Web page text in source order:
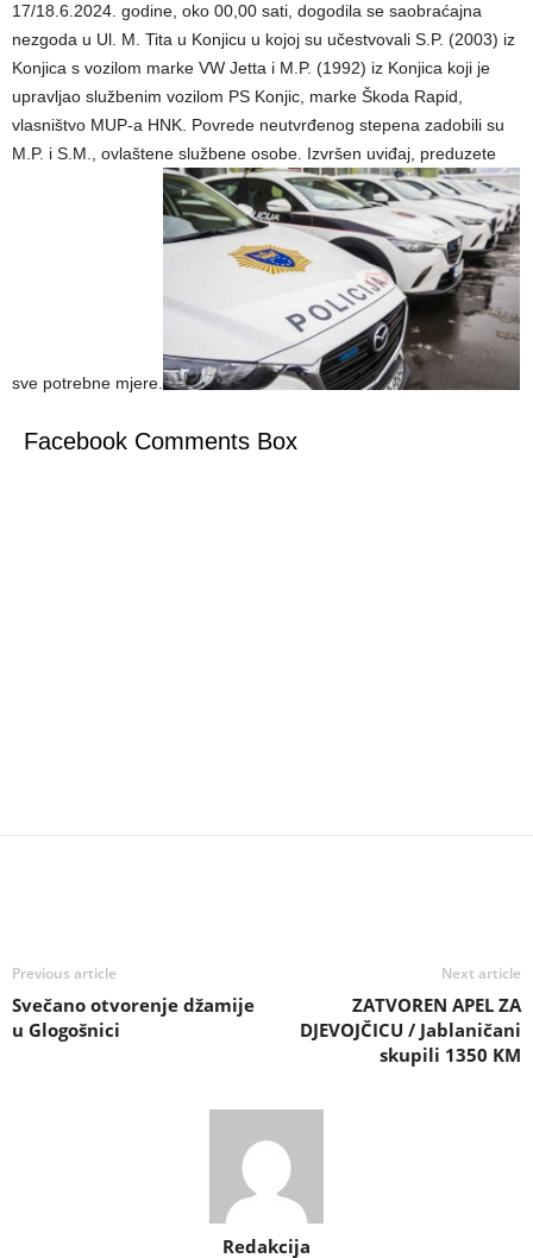
17/18.6.2024. godine, oko 00,00 sati, dogodila se saobraćajna
nezgoda u Ul. M. Tita u Konjicu u kojoj su učestvovali S.P. (2003) iz
Konjica s vozilom marke VW Jetta i M.P. (1992) iz Konjica koji je
upravljao službenim vozilom PS Konjic, marke Škoda Rapid,
vlasništvo MUP-a HNK. Povrede neutvrđenog stepena zadobili su
M.P. i S.M., ovlaštene službene osobe. Izvršen uviđaj, preduzete
sve potrebne mjere.
Facebook Comments Box
Previous article
Svečano otvorenje džamije
u Glogošnici
Next article
ZATVOREN APEL ZA
DJEVOJČICU / Jablaničani
skupili 1350 KM
Redakcija